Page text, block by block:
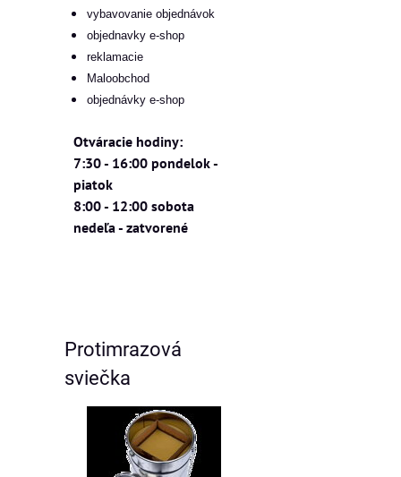
vybavovanie objednávok
objednavky e-shop
reklamacie
Maloobchod
objednávky e-shop
Otváracie hodiny:
7:30 - 16:00 pondelok -
piatok
8:00 - 12:00 sobota
nedeľa - zatvorené
Protimrazová
sviečka